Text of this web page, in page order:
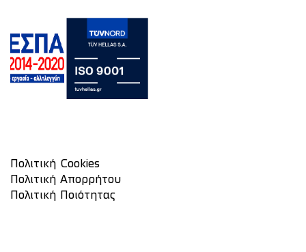
Πολιτική Cookies
Πολιτική Απορρήτου
Πολιτική Ποιότητας